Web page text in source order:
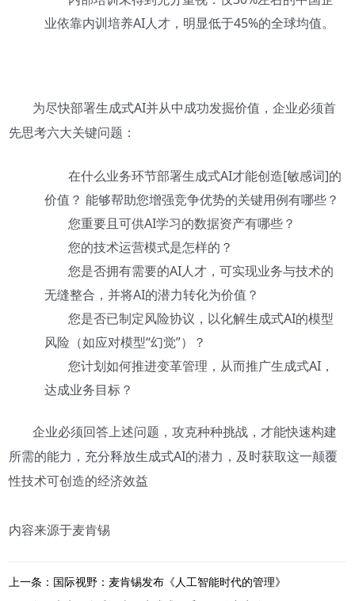
业依靠内训培养AI人才，明显低于45%的全球均值。
为尽快部署生成式AI并从中成功发掘价值，企业必须首
先思考六大关键问题：
在什么业务环节部署生成式AI才能创造[敏感词]的
价值？ 能够帮助您增强竞争优势的关键用例有哪些？
您重要且可供AI学习的数据资产有哪些？
您的技术运营模式是怎样的？
您是否拥有需要的AI人才，可实现业务与技术的
无缝整合，并将AI的潜力转化为价值？
您是否已制定风险协议，以化解生成式AI的模型
风险（如应对模型“幻觉”）？
您计划如何推进变革管理，从而推广生成式AI，
达成业务目标？
企业必须回答上述问题，攻克种种挑战，才能快速构建
所需的能力，充分释放生成式AI的潜力，及时获取这一颠覆
性技术可创造的经济效益
内容来源于麦肯锡
上一条：国际视野：麦肯锡发布《人工智能时代的管理》